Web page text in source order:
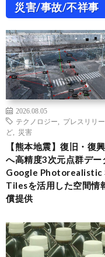
災害/事故/不祥事
2026.08.05
テクノロジー
プレスリリ
ど
災害
【熊本地震】復旧・復
へ高精度3次元点群デー
Google Photorealistic
Tilesを活用した空間情
償提供